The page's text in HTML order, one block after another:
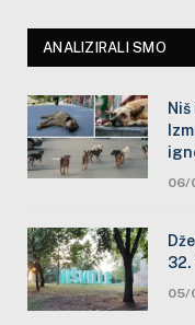
ANALIZIRALI SMO
06/
32.
05/